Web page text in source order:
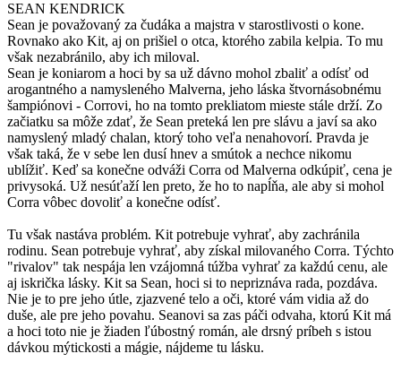
SEAN KENDRICK
Sean je považovaný za čudáka a majstra v starostlivosti o kone.
Rovnako ako Kit, aj on prišiel o otca, ktorého zabila kelpia. To mu
však nezabránilo, aby ich miloval.
Sean je koniarom a hoci by sa už dávno mohol zbaliť a odísť od
arogantného a namysleného Malverna, jeho láska štvornásobnému
šampiónovi - Corrovi, ho na tomto prekliatom mieste stále drží. Zo
začiatku sa môže zdať, že Sean preteká len pre slávu a javí sa ako
namyslený mladý chalan, ktorý toho veľa nenahovorí. Pravda je
však taká, že v sebe len dusí hnev a smútok a nechce nikomu
ublížiť. Keď sa konečne odváži Corra od Malverna odkúpiť, cena je
privysoká. Už nesúťaží len preto, že ho to napĺňa, ale aby si mohol
Corra vôbec dovoliť a konečne odísť.
Tu však nastáva problém. Kit potrebuje vyhrať, aby zachránila
rodinu. Sean potrebuje vyhrať, aby získal milovaného Corra. Týchto
"rivalov" tak nespája len vzájomná túžba vyhrať za každú cenu, ale
aj iskrička lásky. Kit sa Sean, hoci si to nepriznáva rada, pozdáva.
Nie je to pre jeho útle, zjazvené telo a oči, ktoré vám vidia až do
duše, ale pre jeho povahu. Seanovi sa zas páči odvaha, ktorú Kit má
a hoci toto nie je žiaden ľúbostný román, ale drsný príbeh s istou
dávkou mýtickosti a mágie, nájdeme tu lásku.